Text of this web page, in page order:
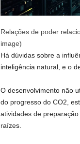
Relações de poder
image)
Há dúvidas sobre a
inteligência natural, e o
O desenvolvimento não
do progresso do CO2,
atividades de
raízes.